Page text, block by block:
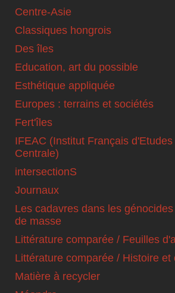
Centre-Asie
Classiques hongrois
Des îles
Education, art du possible
Esthétique appliquée
Europes : terrains et sociétés
Fert'îles
IFEAC (Institut Français
Centrale)
intersectionS
Journaux
Les cadavres dans les
de masse
Littérature comparée / Feuilles
Littérature comparée / Histoire et
Matière à recycler